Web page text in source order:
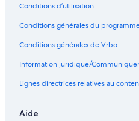
Conditions d’utilisation
Conditions générales du
Conditions générales de Vrbo
Information juridique/
Lignes directrices relatives au
Aide